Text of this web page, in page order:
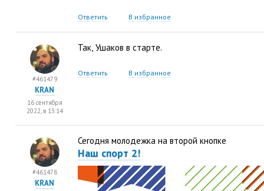
Ответить В избранное
Так, Ушаков в старте.
Ответить В избранное
#461479
KRAN
16 сентября
2022, в 13:14
Сегодня молодежка на второй кнопке
Наш спорт 2!
#461478
KRAN